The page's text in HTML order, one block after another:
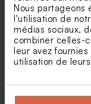
Nous partageons
l'utilisation de
médias sociaux,
combiner celles-
leur avez
utilisation de